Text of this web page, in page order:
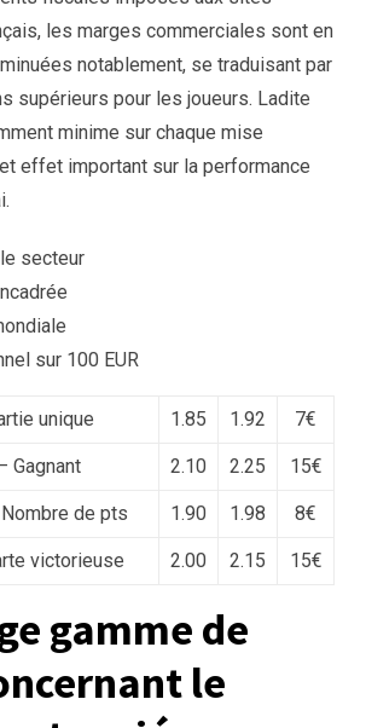
les marges commerciales sont en
notablement, se traduisant par
supérieurs pour les joueurs. Ladite
minime sur chaque mise
effet important sur la performance
secteur
sur 100 EUR
unique 1.85 1.92 7€
Gagnant 2.10 2.25 15€
de pts 1.90 1.98 8€
victorieuse 2.00 2.15 15€
gamme de
le